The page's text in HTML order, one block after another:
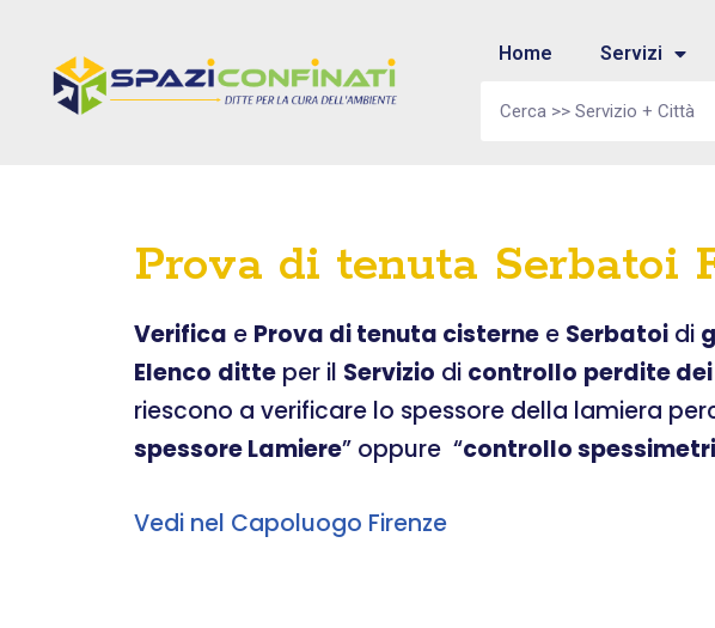
Home Servizi
Prova di tenuta Serbatoi
Verifica e Prova di tenuta cisterne e Serbatoi di
Elenco ditte per il Servizio di controllo perdite
riescono a verificare lo spessore della lamiera
spessore Lamiere” oppure “controllo
Vedi nel Capoluogo Firenze